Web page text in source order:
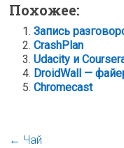
Похожее:
Запись
CrashPlan
Udacity и
DroidWall —
Chromecast
← Чай